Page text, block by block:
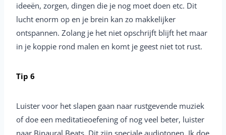
ideeën, zorgen, dingen die je nog moet doen etc. Dit
lucht enorm op en je brein kan zo makkelijker
ontspannen. Zolang je het niet opschrijft blijft het maar
in je koppie rond malen en komt je geest niet tot rust.
Tip 6
Luister voor het slapen gaan naar rustgevende muziek
of doe een meditatieoefening of nog veel beter, luister